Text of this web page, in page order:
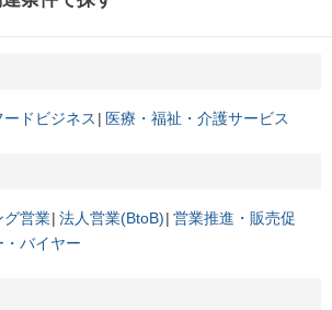
ードビジネス 医療・福祉・介護サービス
グ営業 法人営業(BtoB) 営業推進・販売促
バイヤー